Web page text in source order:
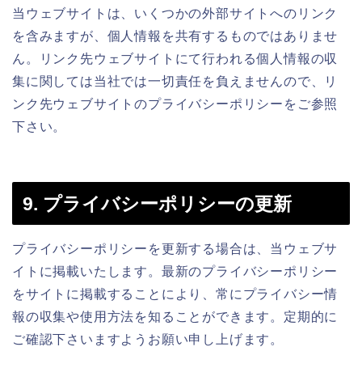
当ウェブサイトは、いくつかの外部サイトへのリンク
を含みますが、個人情報を共有するものではありませ
ん。リンク先ウェブサイトにて行われる個人情報の収
集に関しては当社では一切責任を負えませんので、リ
ンク先ウェブサイトのプライバシーポリシーをご参照
下さい。
9. プライバシーポリシーの更新
プライバシーポリシーを更新する場合は、当ウェブサ
イトに掲載いたします。最新のプライバシーポリシー
をサイトに掲載することにより、常にプライバシー情
報の収集や使用方法を知ることができます。定期的に
ご確認下さいますようお願い申し上げます。